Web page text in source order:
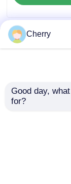
Cherry
Good day,
for?